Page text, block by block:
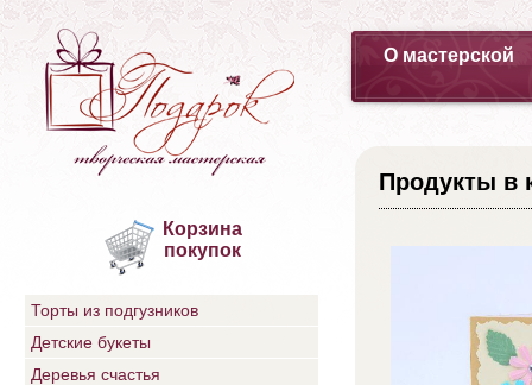
Корзина
покупок
Торты из подгузников
Детские букеты
Деревья счастья
О мастерской
Продукты в